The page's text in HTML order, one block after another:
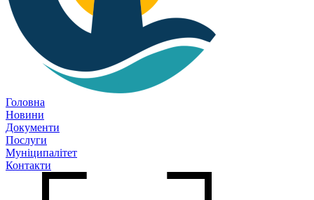
Головна
Новини
Документи
Послуги
Муніципалітет
Контакти